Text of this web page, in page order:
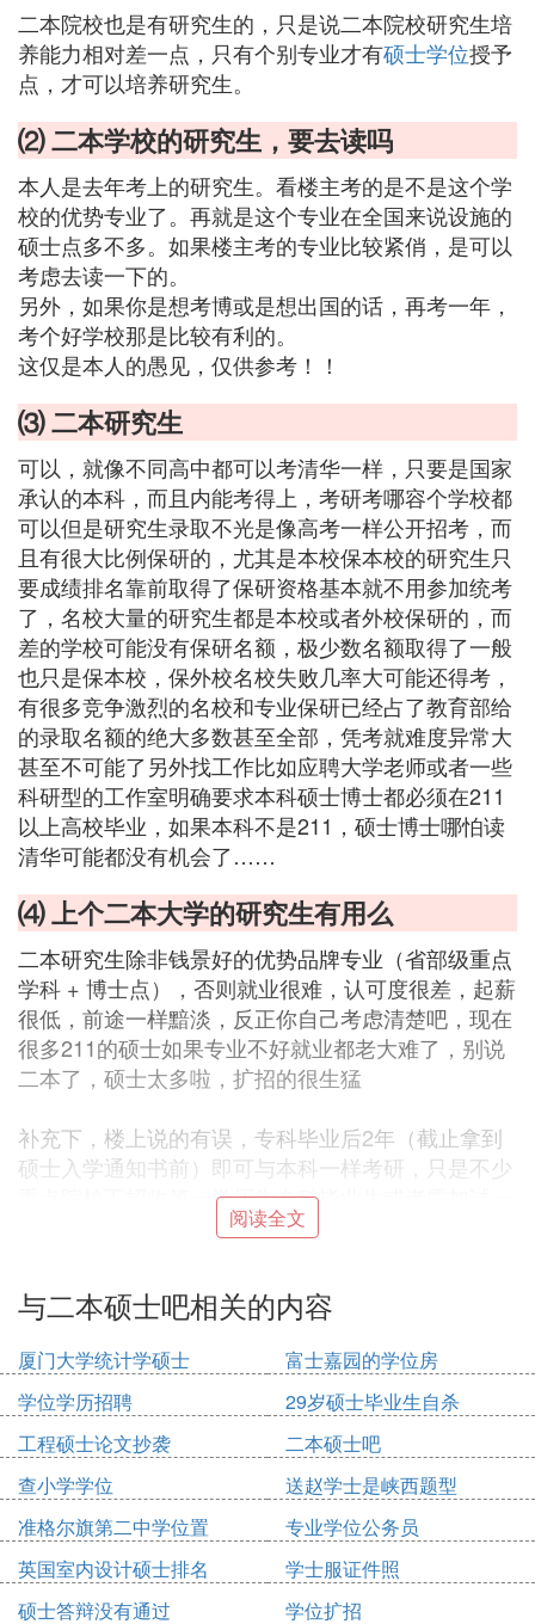
二本院校也是有研究生的，只是说二本院校研究生培
养能力相对差一点，只有个别专业才有硕士学位授予
点，才可以培养研究生。
⑵ 二本学校的研究生，要去读吗
本人是去年考上的研究生。看楼主考的是不是这个学
校的优势专业了。再就是这个专业在全国来说设施的
硕士点多不多。如果楼主考的专业比较紧俏，是可以
考虑去读一下的。
另外，如果你是想考博或是想出国的话，再考一年，
考个好学校那是比较有利的。
这仅是本人的愚见，仅供参考！！
⑶ 二本研究生
可以，就像不同高中都可以考清华一样，只要是国家
承认的本科，而且内能考得上，考研考哪容个学校都
可以但是研究生录取不光是像高考一样公开招考，而
且有很大比例保研的，尤其是本校保本校的研究生只
要成绩排名靠前取得了保研资格基本就不用参加统考
了，名校大量的研究生都是本校或者外校保研的，而
差的学校可能没有保研名额，极少数名额取得了一般
也只是保本校，保外校名校失败几率大可能还得考，
有很多竞争激烈的名校和专业保研已经占了教育部给
的录取名额的绝大多数甚至全部，凭考就难度异常大
甚至不可能了另外找工作比如应聘大学老师或者一些
科研型的工作室明确要求本科硕士博士都必须在211
以上高校毕业，如果本科不是211，硕士博士哪怕读
清华可能都没有机会了……
⑷ 上个二本大学的研究生有用么
二本研究生除非钱景好的优势品牌专业（省部级重点
学科 + 博士点），否则就业很难，认可度很差，起薪
很低，前途一样黯淡，反正你自己考虑清楚吧，现在
很多211的硕士如果专业不好就业都老大难了，别说
二本了，硕士太多啦，扩招的很生猛
补充下，楼上说的有误，专科毕业后2年（截止拿到
硕士入学通知书前）即可与本科一样考研，只是不少
重点院校不招收第一学历为专科毕业生或者需加试一
学历管个什么用呢？我朋友211本硕连读起薪4000不
到，我是他三倍多，我们年龄一样大，我本科！
我觉得还是看能力吧，很多专科生也很不错，没必要
把学历当做最后一根稻草，既然考研了，还是读个有
点实力的学校，选个好导师吧！二本一般都太差了
一本很多学校都很差啊，又不是985大学，二本读也
白读，没什么用的，人家招聘好点的单位动辄要求21
1/985，如果不是请靠边，这是现实啊！
⑸ 考研想考二本的研究生，是不是没啥出
阅读全文
与二本硕士吧相关的内容
厦门大学统计学硕士
富士嘉园的学位房
学位学历招聘
29岁硕士毕业生自杀
工程硕士论文抄袭
二本硕士吧
查小学学位
送赵学士是峡西题型
准格尔旗第二中学位置
专业学位公务员
英国室内设计硕士排名
学士服证件照
硕士答辩没有通过
学位扩招